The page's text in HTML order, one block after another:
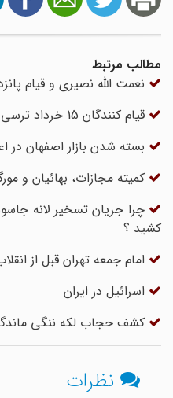
مطالب مرتبط
نعمت الله نصیری و قیام
قیام کنندگان 15 خرداد ترسی از شهادت نداشتند
بسته شدن بازار اصفهان در
کمیته مجازات، بهائیان و
کشید ؟
امام جمعه تهران قبل از انقلاب
اسرائیل در ایران
کشف حجاب لکه ننگی ماندگار
نظرات